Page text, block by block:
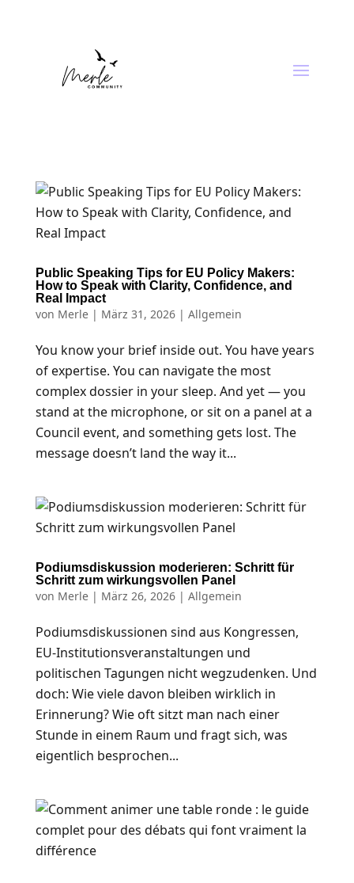
Public Speaking Tips for EU Policy Makers:
How to Speak with Clarity, Confidence, and
Real Impact
von Merle| März 31, 2026| Allgemein
You know your brief inside out. You have years
of expertise. You can navigate the most
complex dossier in your sleep. And yet — you
stand at the microphone, or sit on a panel at a
Council event, and something gets lost. The
message doesn’t land the way it...
Podiumsdiskussion moderieren: Schritt für
Schritt zum wirkungsvollen Panel
von Merle| März 26, 2026| Allgemein
Podiumsdiskussionen sind aus Kongressen,
EU-Institutionsveranstaltungen und
politischen Tagungen nicht wegzudenken. Und
doch: Wie viele davon bleiben wirklich in
Erinnerung? Wie oft sitzt man nach einer
Stunde in einem Raum und fragt sich, was
eigentlich besprochen...